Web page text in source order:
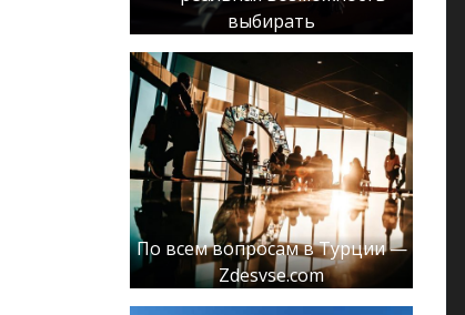
выбирать
По всем вопросам в Турции —
Zdesvse.com